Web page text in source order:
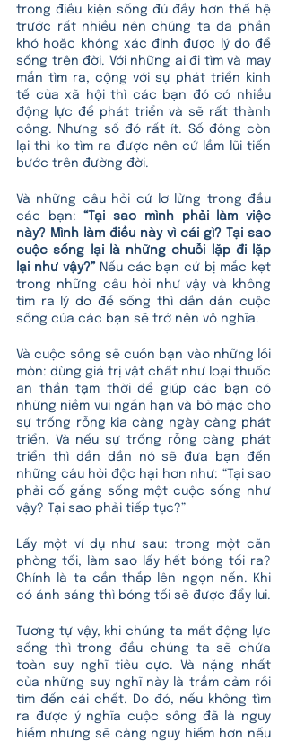
trong điều kiện sống đủ đầy hơn thế hệ
trước rất nhiều nên chúng ta đa phần
khó hoặc không xác định được lý do để
sống trên đời. Với những ai đi tìm và may
mắn tìm ra, cộng với sự phát triển kinh
tế của xã hội thì các bạn đó có nhiều
động lực để phát triển và sẽ rất thành
công. Nhưng số đó rất ít. Số đông còn
lại thì ko tìm ra được nên cứ lầm lũi tiến
bước trên đường đời.
Và những câu hỏi cứ lơ lửng trong đầu
các bạn: “Tại sao mình phải làm việc
này? Mình làm điều này vì cái gì? Tại sao
cuộc sống lại là những chuỗi lặp đi lặp
lại như vậy?” Nếu các bạn cứ bị mắc kẹt
trong những câu hỏi như vậy và không
tìm ra lý do để sống thì dần dần cuộc
sống của các bạn sẽ trở nên vô nghĩa.
Và cuộc sống sẽ cuốn bạn vào những lối
mòn: dùng giá trị vật chất như loại thuốc
an thần tạm thời để giúp các bạn có
những niềm vui ngắn hạn và bỏ mặc cho
sự trống rỗng kia càng ngày càng phát
triển. Và nếu sự trống rỗng càng phát
triển thì dần dần nó sẽ đưa bạn đến
những câu hỏi độc hại hơn như: “Tại sao
phải cố gắng sống một cuộc sống như
vậy? Tại sao phải tiếp tục?”
Lấy một ví dụ như sau: trong một căn
phòng tối, làm sao lấy hết bóng tối ra?
Chính là ta cần thắp lên ngọn nến. Khi
Tương tự vậy, khi chúng ta mất động lực
sống thì trong đầu chúng ta sẽ chứa
toàn suy nghĩ tiêu cực. Và nặng nhất
của những suy nghĩ này là trầm cảm rồi
tìm đến cái chết. Do đó, nếu không tìm
ra được ý nghĩa cuộc sống đã là nguy
hiểm nhưng sẽ càng nguy hiểm hơn nếu